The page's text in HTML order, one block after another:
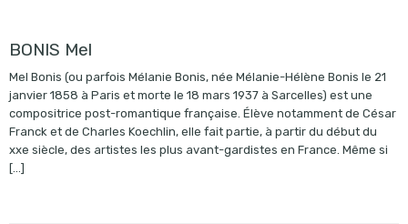
BONIS Mel
Mel Bonis (ou parfois Mélanie Bonis, née Mélanie-Hélène Bonis le 21
janvier 1858 à Paris et morte le 18 mars 1937 à Sarcelles) est une
compositrice post-romantique française. Élève notamment de César
Franck et de Charles Koechlin, elle fait partie, à partir du début du
xxe siècle, des artistes les plus avant-gardistes en France. Même si
[…]